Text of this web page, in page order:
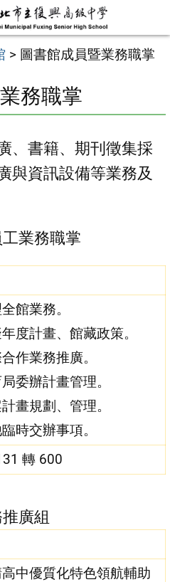
> 圖書館成員暨業務職掌
務職掌
、書籍、期刊徵集採
與資訊設備等業務及
業務職掌
館業務。
度計畫、館藏政策。
作業務推廣。
委辦計畫管理。
畫規劃、管理。
時交辦事項。
轉 600
廣組
中優質化特色領航輔助